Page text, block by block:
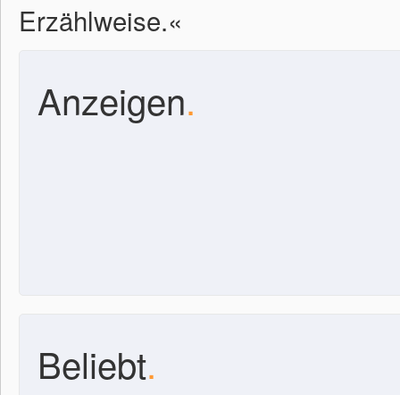
Erzählweise.«
Anzeigen.
Beliebt.